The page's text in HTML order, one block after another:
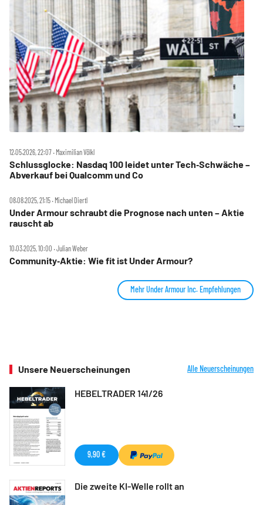
12.05.2026, 22:07 ‧ Maximilian Völkl
Schlussglocke: Nasdaq 100 leidet unter Tech‑Schwäche –
Abverkauf bei Qualcomm und Co
08.08.2025, 21:15 ‧ Michael Diertl
Under Armour schraubt die Prognose nach unten – Aktie
rauscht ab
10.03.2025, 10:00 ‧ Julian Weber
Community‑Aktie: Wie fit ist Under Armour?
Mehr Under Armour Inc. Empfehlungen
Unsere Neuerscheinungen Alle Neuerscheinungen
HEBELTRADER 141/26
9,90 €
Die zweite KI-Welle rollt an